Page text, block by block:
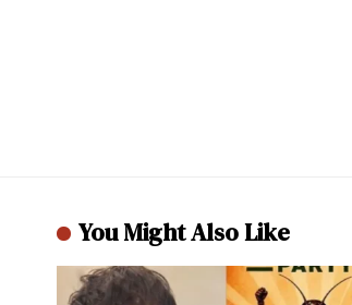
You Might Also Like